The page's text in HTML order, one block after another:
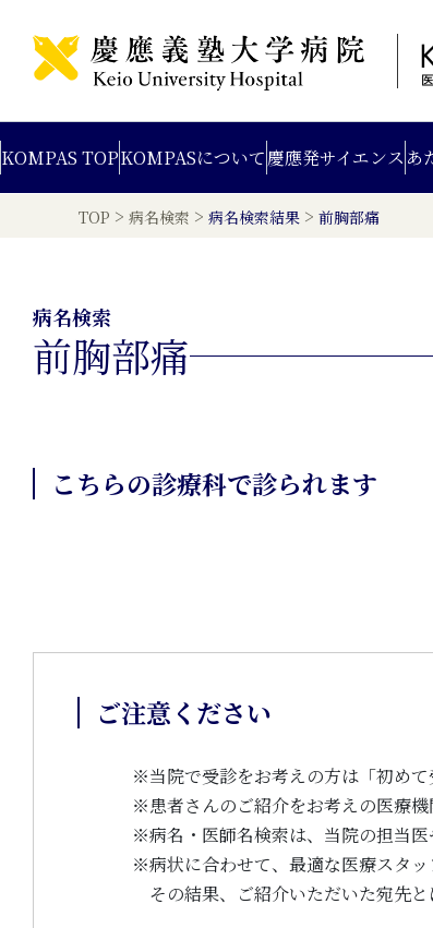
KOMPAS TOPKOMPASについて慶應発サイエンス あ
TOP > 病名検索 > 病名検索結果 > 前胸部痛
病名検索
前胸部痛
こちらの診療科で診られます
ご注意ください
※当院で受診をお考えの方は「初め
※患者さんのご紹介をお考えの医療
※病名・医師名検索は、当院の担当
※病状に合わせて、最適な医療スタッ
その結果、ご紹介いただいた宛先